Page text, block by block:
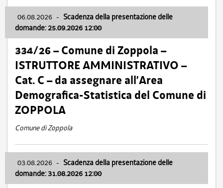
06.08.2026 - Scadenza della presentazione delle
domande: 25.09.2026 12:00
334/26 – Comune di Zoppola –
ISTRUTTORE AMMINISTRATIVO –
Cat. C – da assegnare all’Area
Demografica-Statistica del Comune di
ZOPPOLA
Comune di Zoppola
03.08.2026 - Scadenza della presentazione delle
domande: 31.08.2026 12:00